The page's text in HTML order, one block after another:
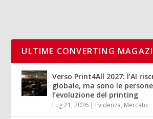
ULTIME CONVERTING
Verso Print4All 2027: l’AI
globale, ma sono le
l’evoluzione del printing
Lug 21, 2026 | Evidenza, Mercato